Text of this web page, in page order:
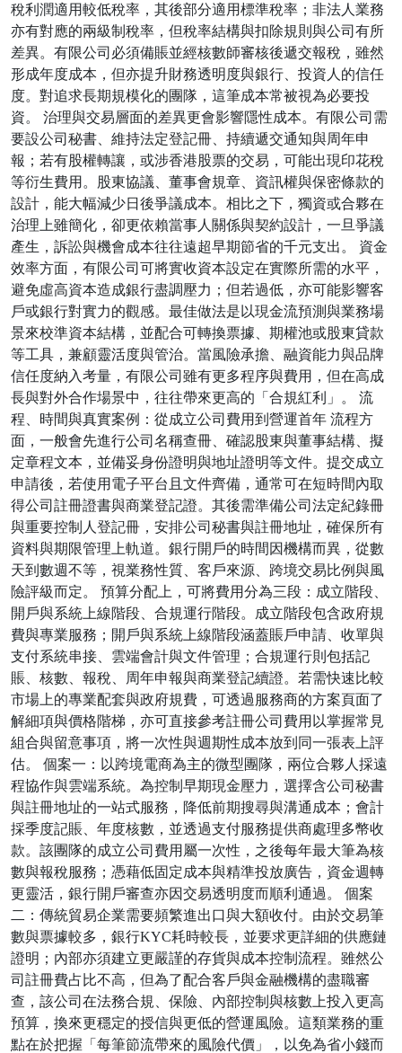
稅利潤適用較低稅率，其後部分適用標準稅率；非法人業務
亦有對應的兩級制稅率，但稅率結構與扣除規則與公司有所
差異。有限公司必須備賬並經核數師審核後遞交報稅，雖然
形成年度成本，但亦提升財務透明度與銀行、投資人的信任
度。對追求長期規模化的團隊，這筆成本常被視為必要投
資。 治理與交易層面的差異更會影響隱性成本。有限公司需
要設公司秘書、維持法定登記冊、持續遞交通知與周年申
報；若有股權轉讓，或涉香港股票的交易，可能出現印花稅
等衍生費用。股東協議、董事會規章、資訊權與保密條款的
設計，能大幅減少日後爭議成本。相比之下，獨資或合夥在
治理上雖簡化，卻更依賴當事人關係與契約設計，一旦爭議
產生，訴訟與機會成本往往遠超早期節省的千元支出。 資金
效率方面，有限公司可將實收資本設定在實際所需的水平，
避免虛高資本造成銀行盡調壓力；但若過低，亦可能影響客
戶或銀行對實力的觀感。最佳做法是以現金流預測與業務場
景來校準資本結構，並配合可轉換票據、期權池或股東貸款
等工具，兼顧靈活度與管治。當風險承擔、融資能力與品牌
信任度納入考量，有限公司雖有更多程序與費用，但在高成
長與對外合作場景中，往往帶來更高的「合規紅利」。 流
程、時間與真實案例：從成立公司費用到營運首年 流程方
面，一般會先進行公司名稱查冊、確認股東與董事結構、擬
定章程文本，並備妥身份證明與地址證明等文件。提交成立
申請後，若使用電子平台且文件齊備，通常可在短時間內取
得公司註冊證書與商業登記證。其後需準備公司法定紀錄冊
與重要控制人登記冊，安排公司秘書與註冊地址，確保所有
資料與期限管理上軌道。銀行開戶的時間因機構而異，從數
天到數週不等，視業務性質、客戶來源、跨境交易比例與風
險評級而定。 預算分配上，可將費用分為三段：成立階段、
開戶與系統上線階段、合規運行階段。成立階段包含政府規
費與專業服務；開戶與系統上線階段涵蓋賬戶申請、收單與
支付系統串接、雲端會計與文件管理；合規運行則包括記
賬、核數、報稅、周年申報與商業登記續證。若需快速比較
市場上的專業配套與政府規費，可透過服務商的方案頁面了
解細項與價格階梯，亦可直接參考註冊公司費用以掌握常見
組合與留意事項，將一次性與週期性成本放到同一張表上評
估。 個案一：以跨境電商為主的微型團隊，兩位合夥人採遠
程協作與雲端系統。為控制早期現金壓力，選擇含公司秘書
與註冊地址的一站式服務，降低前期搜尋與溝通成本；會計
採季度記賬、年度核數，並透過支付服務提供商處理多幣收
款。該團隊的成立公司費用屬一次性，之後每年最大筆為核
數與報稅服務；憑藉低固定成本與精準投放廣告，資金週轉
更靈活，銀行開戶審查亦因交易透明度而順利通過。 個案
二：傳統貿易企業需要頻繁進出口與大額收付。由於交易筆
數與票據較多，銀行KYC耗時較長，並要求更詳細的供應鏈
證明；內部亦須建立更嚴謹的存貨與成本控制流程。雖然公
司註冊費占比不高，但為了配合客戶與金融機構的盡職審
查，該公司在法務合規、保險、內部控制與核數上投入更高
預算，換來更穩定的授信與更低的營運風險。這類業務的重
點在於把握「每筆節流帶來的風險代價」，以免為省小錢而